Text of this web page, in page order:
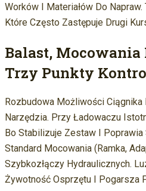
Worków I Materiałów Do
Które Często Zastępuje Drugi
Balast,
Trzy Punkty
Rozbudowa Możliwości
Narzędzia. Przy Ładowaczu
Bo Stabilizuje Zestaw I
Standard Mocowania (ramka,
Szybkozłączy Hydraulicznych.
Żywotność Osprzętu I Pogarsza